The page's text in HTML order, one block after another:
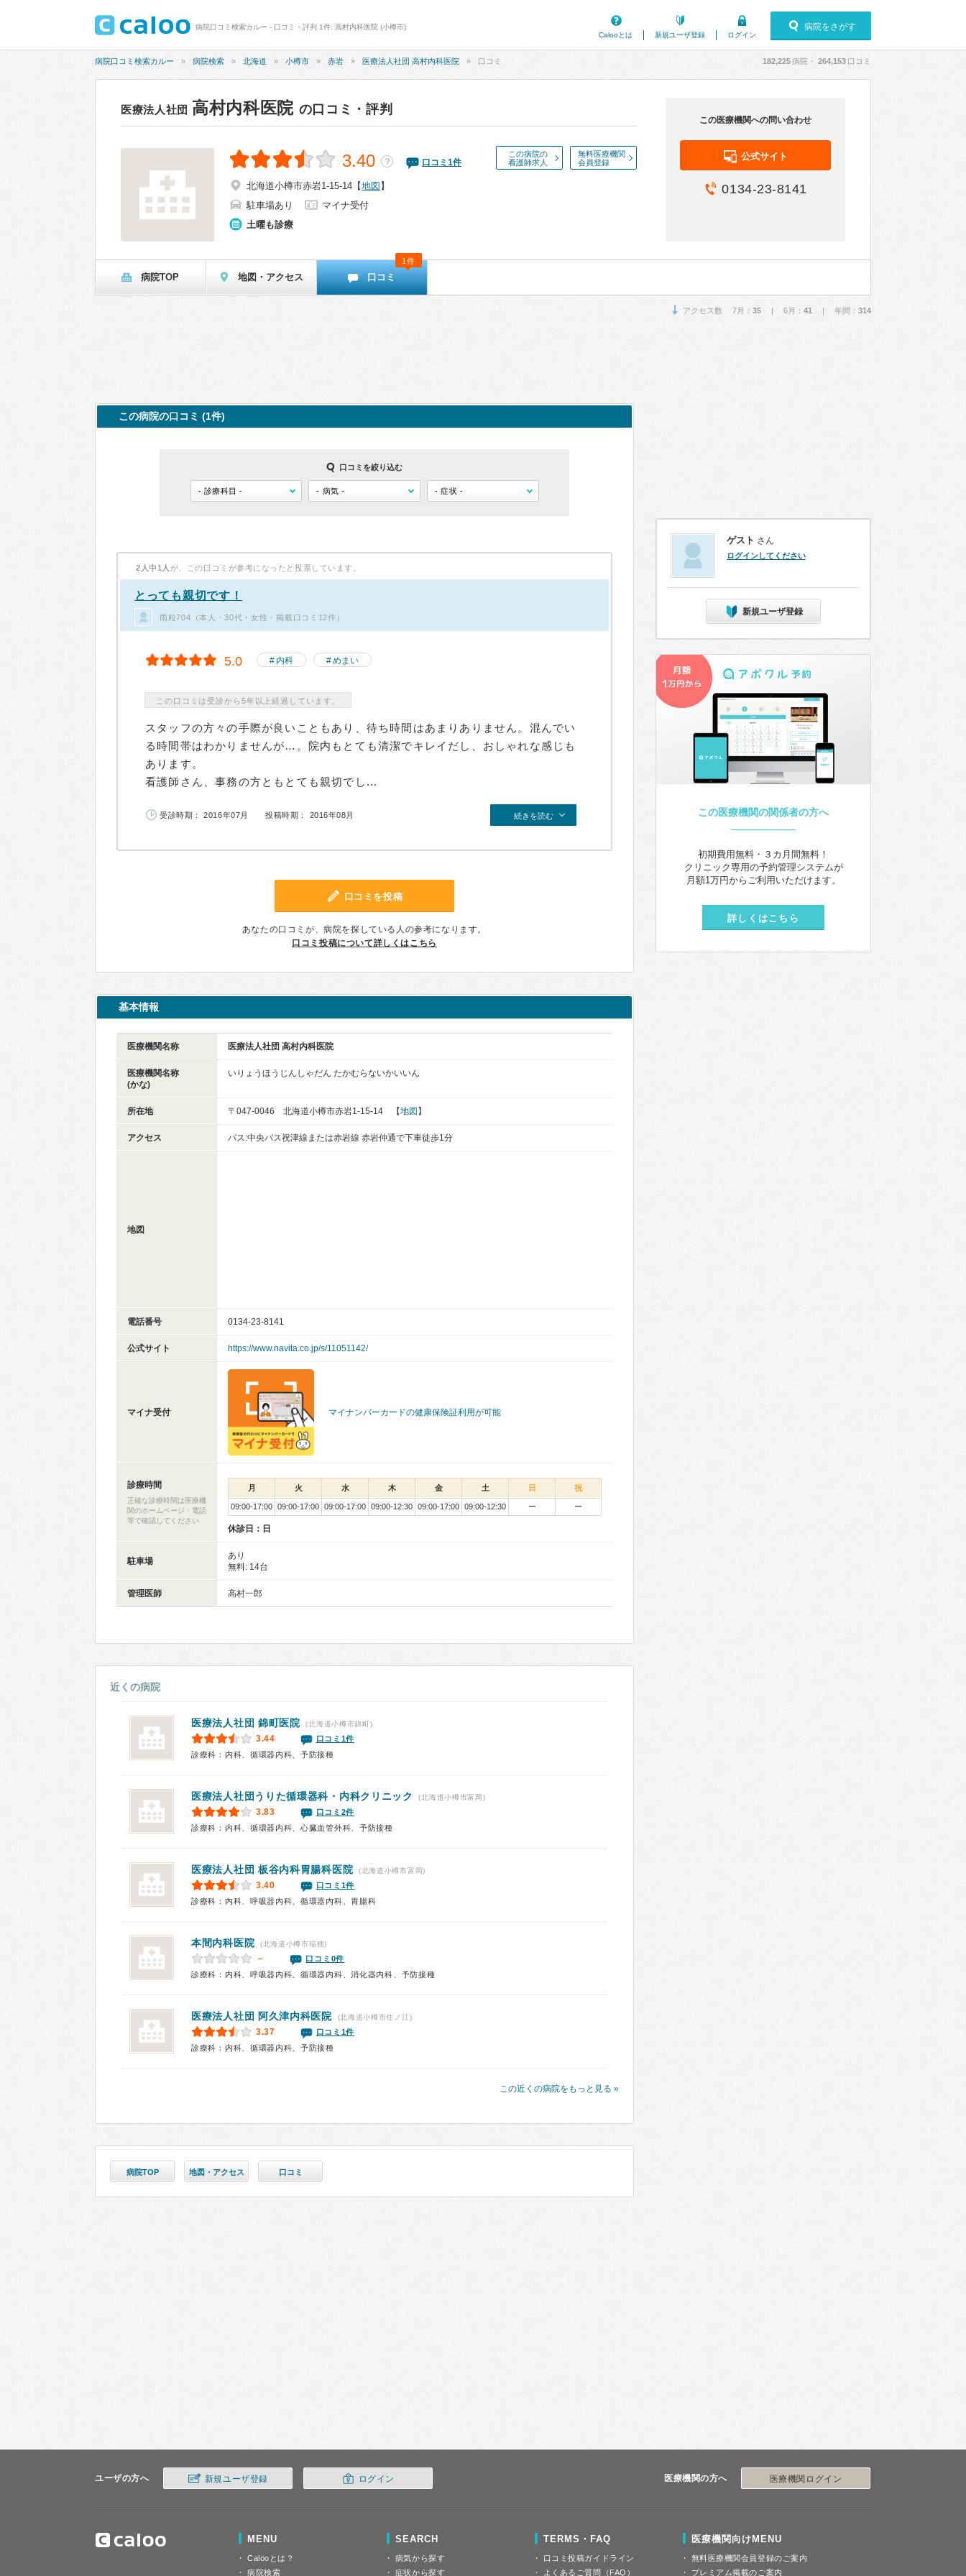
病院口コミ検索カルー - 口コミ・評判 1件: 高村内科医院 (小樽市)
Calooとは
新規ユーザ登録 ログイン
病院をさがす
病院口コミ検索カルー 病院検索 北海道 小樽市 赤岩 医療法人社団 高村内科医院 口コミ 182,225病院・ 264,153 口コミ
医療法人社団 高村内科医院 の口コミ・評判
この病院の
看護師求人
無料医療機関
会員登録
3.40 ？ 口コミ 1件
北海道小樽市赤岩1-15-14 【地図 】
駐車場あり
マイナ受付
土曜も診療
この医療機関への問い合わせ
公式サイト
0134-23-8141
病院TOP 地図・アクセス 口コミ
1件
アクセス数 7月： 35 | 6月： 41 | 年間： 314
この病院の口コミ (1件)
口コミを絞り込む
2人中1人 が、この口コミが参考になったと投票しています。
とっても親切です！
雨粒704（本人・30代・女性・掲載口コミ12件）
5.0 内科 めまい
この口コミは受診から5年以上経過しています。
スタッフの方々の手際が良いこともあり、待ち時間はあまりありません。混んでい
る時間帯はわかりませんが…。院内もとても清潔でキレイだし、おしゃれな感じも
あります。
看護師さん、事務の方ともとても親切でし...
受診時期： 2016年07月 投稿時期： 2016年08月 続きを読む
口コミを投稿
あなたの口コミが、病院を探している人の参考になります。
口コミ投稿について詳しくはこちら
基本情報
医療機関名称 医療法人社団 高村内科医院
医療機関名称
(かな)
いりょうほうじんしゃだん たかむらないかいいん
所在地 〒047-0046 北海道小樽市赤岩1-15-14 【地図 】
アクセス バス:中央バス祝津線または赤岩線 赤岩仲通で下車徒歩1分
地図
電話番号 0134-23-8141
公式サイト https://www.navita.co.jp/s/11051142/
マイナ受付 マイナンバーカードの健康保険証利用が可能
診療時間
正確な診療時間は医療機
関のホームページ・電話
等で確認してください
月 火 水 木 金 土 日 祝
09:00-17:00 09:00-17:00 09:00-17:00 09:00-12:30 09:00-17:00 09:00-12:30 ー ー
休診日：日
駐車場
あり
無料: 14台
管理医師 高村一郎
近くの病院
医療法人社団 錦町医院 (北海道小樽市錦町)
3.44
口コミ1件
診療科：内科、循環器内科、予防接種
医療法人社団 うりた循環器科・内科クリニック (北海道小樽市富岡)
3.83
口コミ2件
診療科：内科、循環器内科、心臓血管外科、予防接種
医療法人社団 板谷内科胃腸科医院 (北海道小樽市富岡)
3.40
口コミ1件
診療科：内科、呼吸器内科、循環器内科、胃腸科
本間内科医院 (北海道小樽市稲穂)
－
口コミ0件
診療科：内科、呼吸器内科、循環器内科、消化器内科、予防接種
医療法人社団 阿久津内科医院 (北海道小樽市住ノ江)
3.37
口コミ1件
診療科：内科、循環器内科、予防接種
この近くの病院をもっと見る »
病院TOP 地図・アクセス 口コミ
ゲスト さん
ログインしてください
新規ユーザ登録
この医療機関の関係者の方へ
初期費用無料・３カ月間無料！
クリニック専用の予約管理システムが
月額1万円からご利用いただけます。
詳しくはこちら
ユーザの方へ 新規ユーザ登録 ログイン 医療機関の方へ 医療機関ログイン
MENU
Calooとは？
病院検索
SEARCH
病気から探す
症状から探す
TERMS・FAQ
口コミ投稿ガイドライン
よくあるご質問（FAQ）
医療機関向けMENU
無料医療機関会員登録のご案内
プレミアム掲載のご案内